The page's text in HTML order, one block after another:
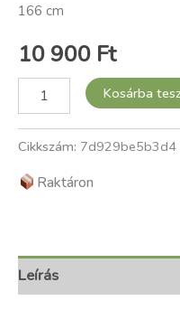
166 cm
10 900 Ft
Kosárba
Cikkszám: 7d929be5b3d4
Raktáron
Leírás